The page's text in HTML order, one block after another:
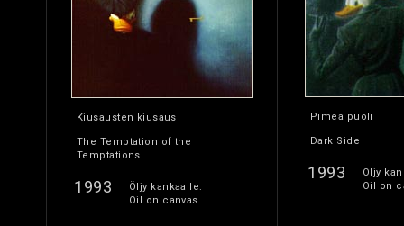
Kiusausten kiusaus
The Temptation of the
Temptations
1993
Öljy kankaalle.
Oil on canvas.
Pimeä puoli
Dark Side
1993
Öljy
Oil on